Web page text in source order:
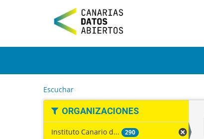
t
Escuchar
ORGANIZACIONES
Instituto Canario d... 290